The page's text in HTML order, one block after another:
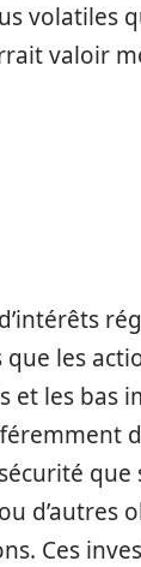
volatiles
valoir
les
et les bas
que
d’autres
Ces